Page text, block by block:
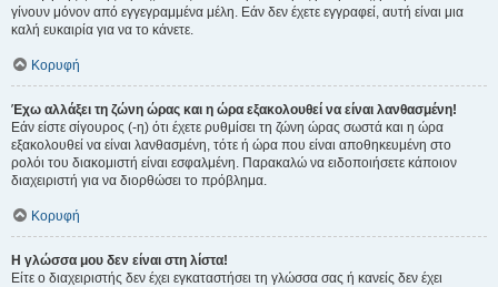
γίνουν μόνον από εγγεγραμμένα μέλη. Εάν δεν έχετε εγγραφεί, αυτή είναι μια
καλή ευκαιρία για να το κάνετε.
Κορυφή
Έχω αλλάξει τη ζώνη ώρας και η ώρα εξακολουθεί να είναι λανθασμένη!
Εάν είστε σίγουρος (-η) ότι έχετε ρυθμίσει τη ζώνη ώρας σωστά και η ώρα
εξακολουθεί να είναι λανθασμένη, τότε ή ώρα που είναι αποθηκευμένη στο
ρολόι του διακομιστή είναι εσφαλμένη. Παρακαλώ να ειδοποιήσετε κάποιον
διαχειριστή για να διορθώσει το πρόβλημα.
Κορυφή
Η γλώσσα μου δεν είναι στη λίστα!
Είτε ο διαχειριστής δεν έχει εγκαταστήσει τη γλώσσα σας ή κανείς δεν έχει